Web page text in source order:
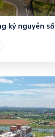
kỷ nguyên số